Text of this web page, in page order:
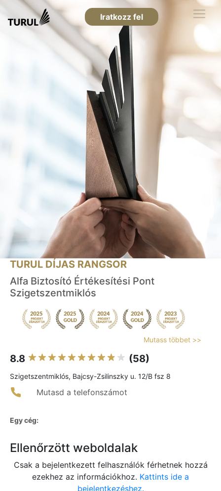
Iratkozz fel
TURUL DÍJAS RANGSOR
Alfa Biztosító Értékesítési Pont
Szigetszentmiklós
Mutass többet >>
8.8 (58)
Szigetszentmiklós, Bajcsy-Zsilinszky u. 12/B fsz 8
Mutasd a telefonszámot
Egy cég:
Ellenőrzött weboldalak
Csak a bejelentkezett felhasználók férhetnek hozzá
ezekhez az információkhoz. Kattints ide a
bejelentkezéshez.